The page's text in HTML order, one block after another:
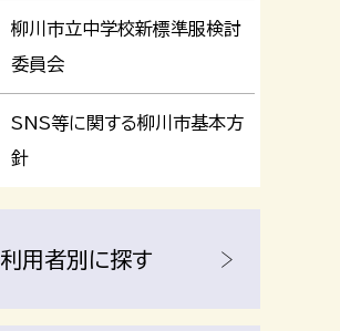
柳川市立中学校新標準服検討
委員会
SNS等に関する柳川市基本方
針
利用者別に探す